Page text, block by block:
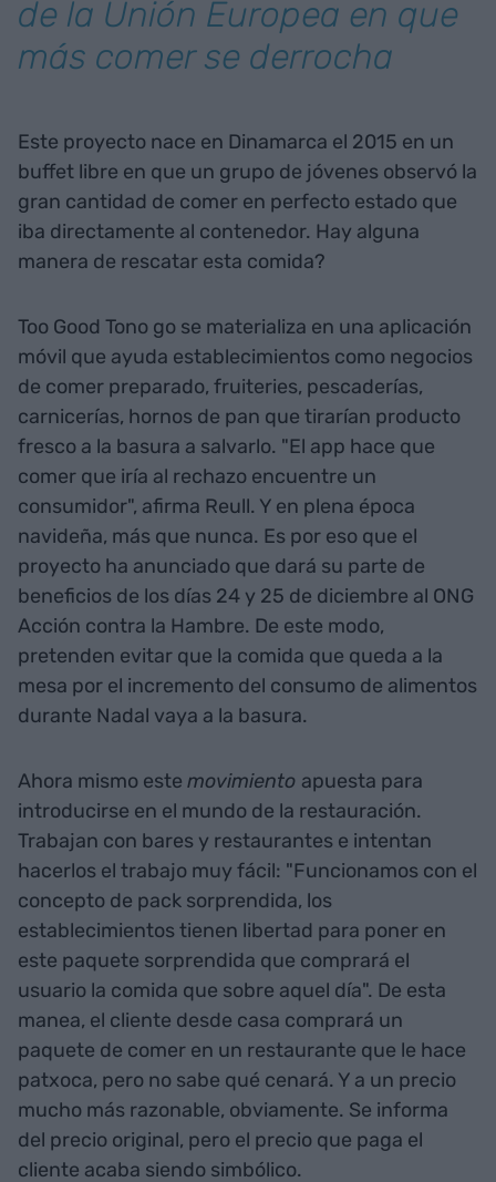
de la Unión Europea en que
más comer se derrocha
Este proyecto nace en Dinamarca el 2015 en un
buffet libre en que un grupo de jóvenes observó la
gran cantidad de comer en perfecto estado que
iba directamente al contenedor. Hay alguna
manera de rescatar esta comida?
Too Good Tono go se materializa en una aplicación
móvil que ayuda establecimientos como negocios
de comer preparado, fruiteries, pescaderías,
carnicerías, hornos de pan que tirarían producto
fresco a la basura a salvarlo. "El app hace que
comer que iría al rechazo encuentre un
consumidor", afirma Reull. Y en plena época
navideña, más que nunca. Es por eso que el
proyecto ha anunciado que dará su parte de
beneficios de los días 24 y 25 de diciembre al ONG
Acción contra la Hambre. De este modo,
pretenden evitar que la comida que queda a la
mesa por el incremento del consumo de alimentos
durante Nadal vaya a la basura.
Ahora mismo este movimiento apuesta para
introducirse en el mundo de la restauración.
Trabajan con bares y restaurantes e intentan
hacerlos el trabajo muy fácil: "Funcionamos con el
concepto de pack sorprendida, los
establecimientos tienen libertad para poner en
este paquete sorprendida que comprará el
usuario la comida que sobre aquel día". De esta
manea, el cliente desde casa comprará un
paquete de comer en un restaurante que le hace
patxoca, pero no sabe qué cenará. Y a un precio
mucho más razonable, obviamente. Se informa
del precio original, pero el precio que paga el
cliente acaba siendo simbólico.